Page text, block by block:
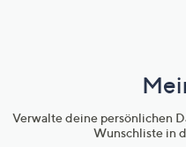
Verwalte deine persönlichen
Wunschliste in